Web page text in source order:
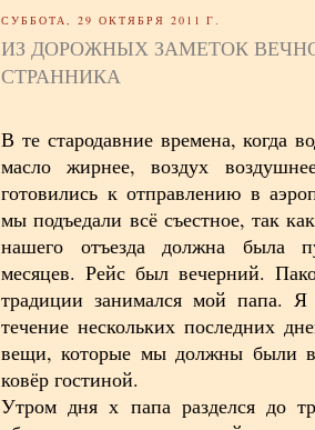
СУББОТА, 29 ОКТЯБРЯ 2011 Г.
ИЗ ДОРОЖНЫХ ЗАМЕТОК
СТРАННИКА
В те стародавние времена, когда
масло жирнее, воздух
готовились к отправлению в
мы подъедали всё съестное, так
нашего отъезда должна была
месяцев. Рейс был вечерний.
традиции занимался мой папа.
течение нескольких последних
вещи, которые мы должны были
ковёр гостиной.
Утром дня х папа разделся до